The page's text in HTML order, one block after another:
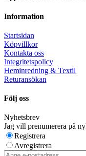
Information
Startsidan
Köpvillkor
Kontakta oss
Integritetspolicy
Heminredning & Textil
Returansökan
Följ oss
Nyhetsbrev
Jag vill prenumerera på
Registrera
Avregistrera